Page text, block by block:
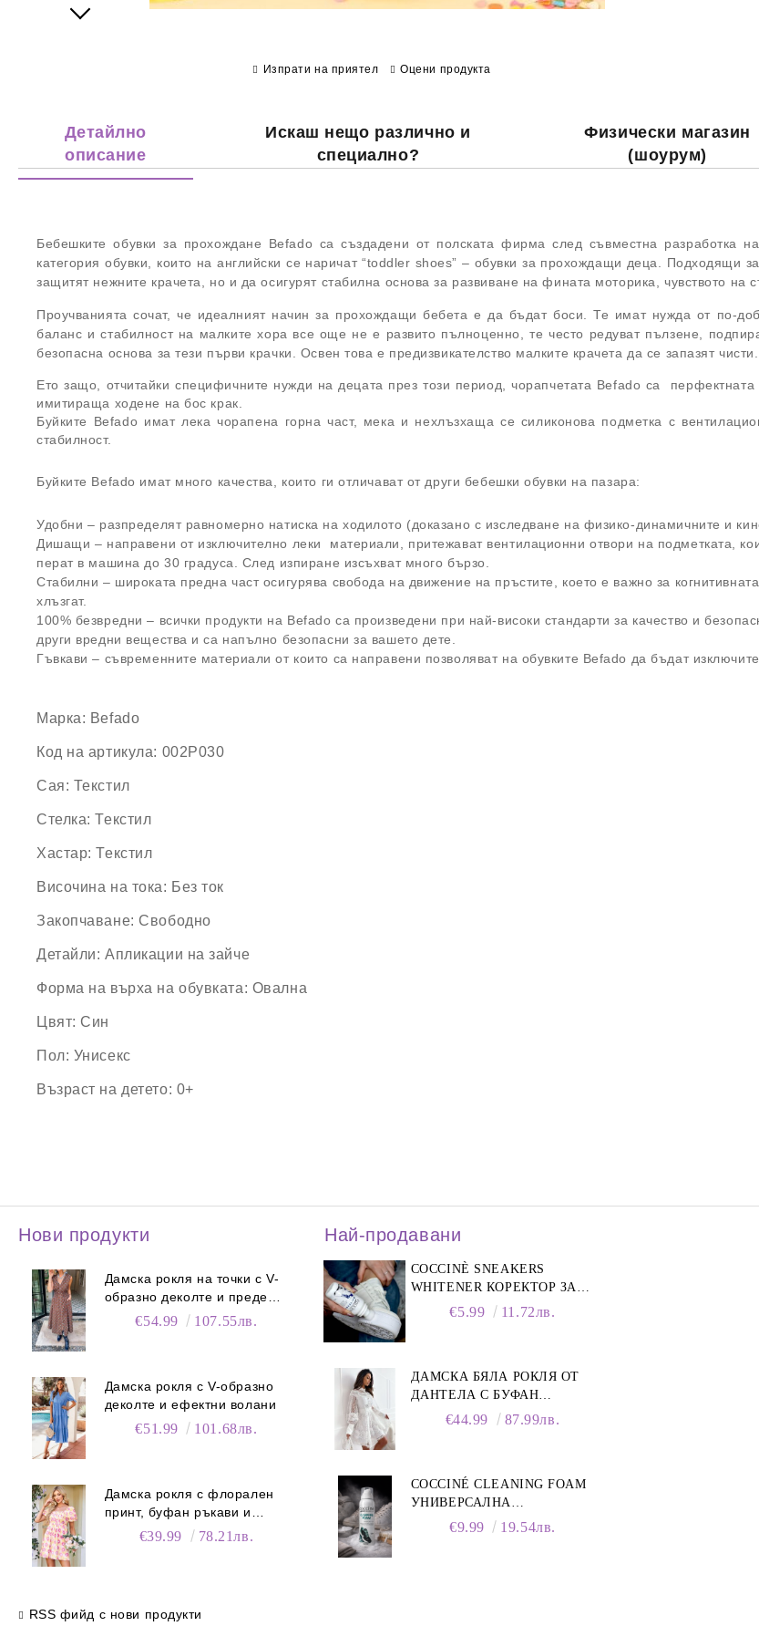
Изпрати на приятел Оцени продукта
Детайлно
описание
Искаш нещо различно и
специално?
Физически магазин
(шоурум)
Бебешките обувки за прохождане Befado са създадени от полската фирма след съвместна разработка
категория обувки, които на английски се наричат “toddler shoes” – обувки за прохождащи деца. Подходящи
защитят нежните крачета, но и да осигурят стабилна основа за развиване на фината моторика, чувството на
Проучванията сочат, че идеалният начин за прохождащи бебета е да бъдат боси. Те имат нужда от по-
баланс и стабилност на малките хора все още не е развито пълноценно, те често редуват пълзене,
безопасна основа за тези първи крачки. Освен това е предизвикателство малките крачета да се запазят
Ето защо, отчитайки специфичните нужди на децата през този период, чорапчетата Befado са
имитираща ходене на бос крак.
Буйките Befado имат лека чорапена горна част, мека и нехлъзхаща се силиконова подметка с
стабилност.
Буйките Befado имат много качества, които ги отличават от други бебешки обувки на пазара:
Удобни – разпределят равномерно натиска на ходилото (доказано с изследване на физико-динамичните и
Дишащи – направени от изключително леки материали, притежават вентилационни отвори на подметката,
перат в машина до 30 градуса. След изпиране изсъхват много бързо.
Стабилни – широката предна част осигурява свобода на движение на пръстите, което е важно за
хлъзгат.
100% безвредни – всички продукти на Befado са произведени при най-високи стандарти за качество и
други вредни вещества и са напълно безопасни за вашето дете.
Гъвкави – съвременните материали от които са направени позволяват на обувките Befado да бъдат
Марка: Befado
Код на артикула: 002P030
Сая: Текстил
Стелка: Текстил
Хастар: Текстил
Височина на тока: Без ток
Закопчаване: Свободно
Детайли:Апликации на зайче
Форма на върха на обувката: Овална
Цвят:Син
Пол: Унисекс
Възраст на детето: 0+
Нови продукти
Дамска рокля на точки с V-
образно деколте и преден
€54.99 107.55лв.
Дамска рокля с V-образно
деколте и ефектни волани
€51.99 101.68лв.
Дамска рокля с флорален
принт, буфан ръкави и
джобове€39.99 78.21лв.
RSS фийд с нови продукти
Най-продавани
COCCINÈ SNEAKERS
WHITENER КОРЕКТОР ЗА
БЕЛИ МАРАТОНКИ, 75 ML
€5.99 11.72лв.
ДАМСКА БЯЛА РОКЛЯ ОТ
ДАНТЕЛА С БУФАН
РЪКАВИ И ЯКА
€44.99 87.99лв.
COCCINÉ CLEANING FOAM
УНИВЕРСАЛНА
ПОЧИСТВАЩА ПЯНА ЗА
€9.99 19.54лв.